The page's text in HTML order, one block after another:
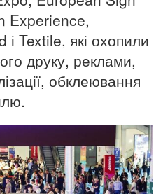
Experience,
Textile, які охопили
друку, реклами,
обклеювання